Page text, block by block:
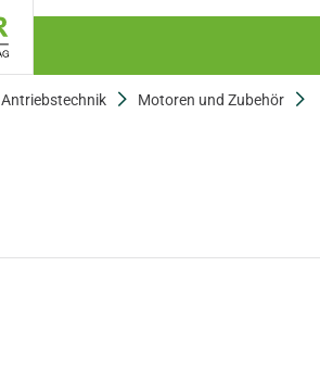
Antriebstechnik Motoren und Zubehör